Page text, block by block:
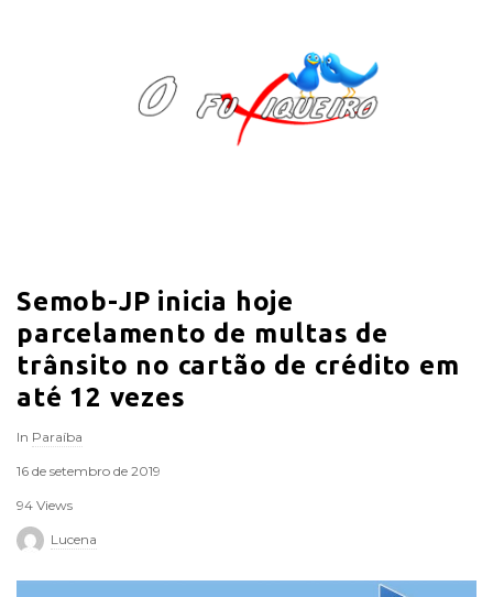
F
q
u
e
i
Semob-JP inicia hoje
parcelamento de multas de
trânsito no cartão de crédito em
até 12 vezes
In Paraíba
16 de setembro de 2019
94 Views
Lucena